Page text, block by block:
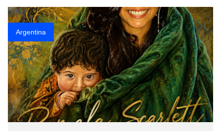
Argentina